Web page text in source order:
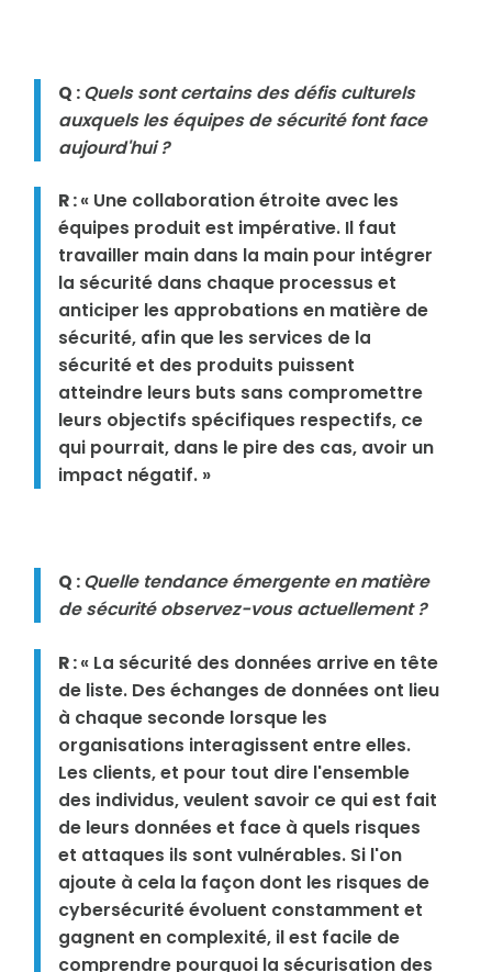
Q :Quels sont certains des défis culturels
auxquels les équipes de sécurité font face
aujourd'hui ?
R :« Une collaboration étroite avec les
équipes produit est impérative. Il faut
travailler main dans la main pour intégrer
la sécurité dans chaque processus et
anticiper les approbations en matière de
sécurité, afin que les services de la
sécurité et des produits puissent
atteindre leurs buts sans compromettre
leurs objectifs spécifiques respectifs, ce
qui pourrait, dans le pire des cas, avoir un
impact négatif. »
Q :Quelle tendance émergente en matière
de sécurité observez-vous actuellement ?
R :« La sécurité des données arrive en tête
de liste. Des échanges de données ont lieu
à chaque seconde lorsque les
organisations interagissent entre elles.
Les clients, et pour tout dire l'ensemble
des individus, veulent savoir ce qui est fait
de leurs données et face à quels risques
et attaques ils sont vulnérables. Si l'on
ajoute à cela la façon dont les risques de
cybersécurité évoluent constamment et
gagnent en complexité, il est facile de
comprendre pourquoi la sécurisation des